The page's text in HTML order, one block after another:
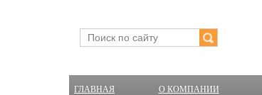
ГЛАВНАЯ О КОМПАНИИ